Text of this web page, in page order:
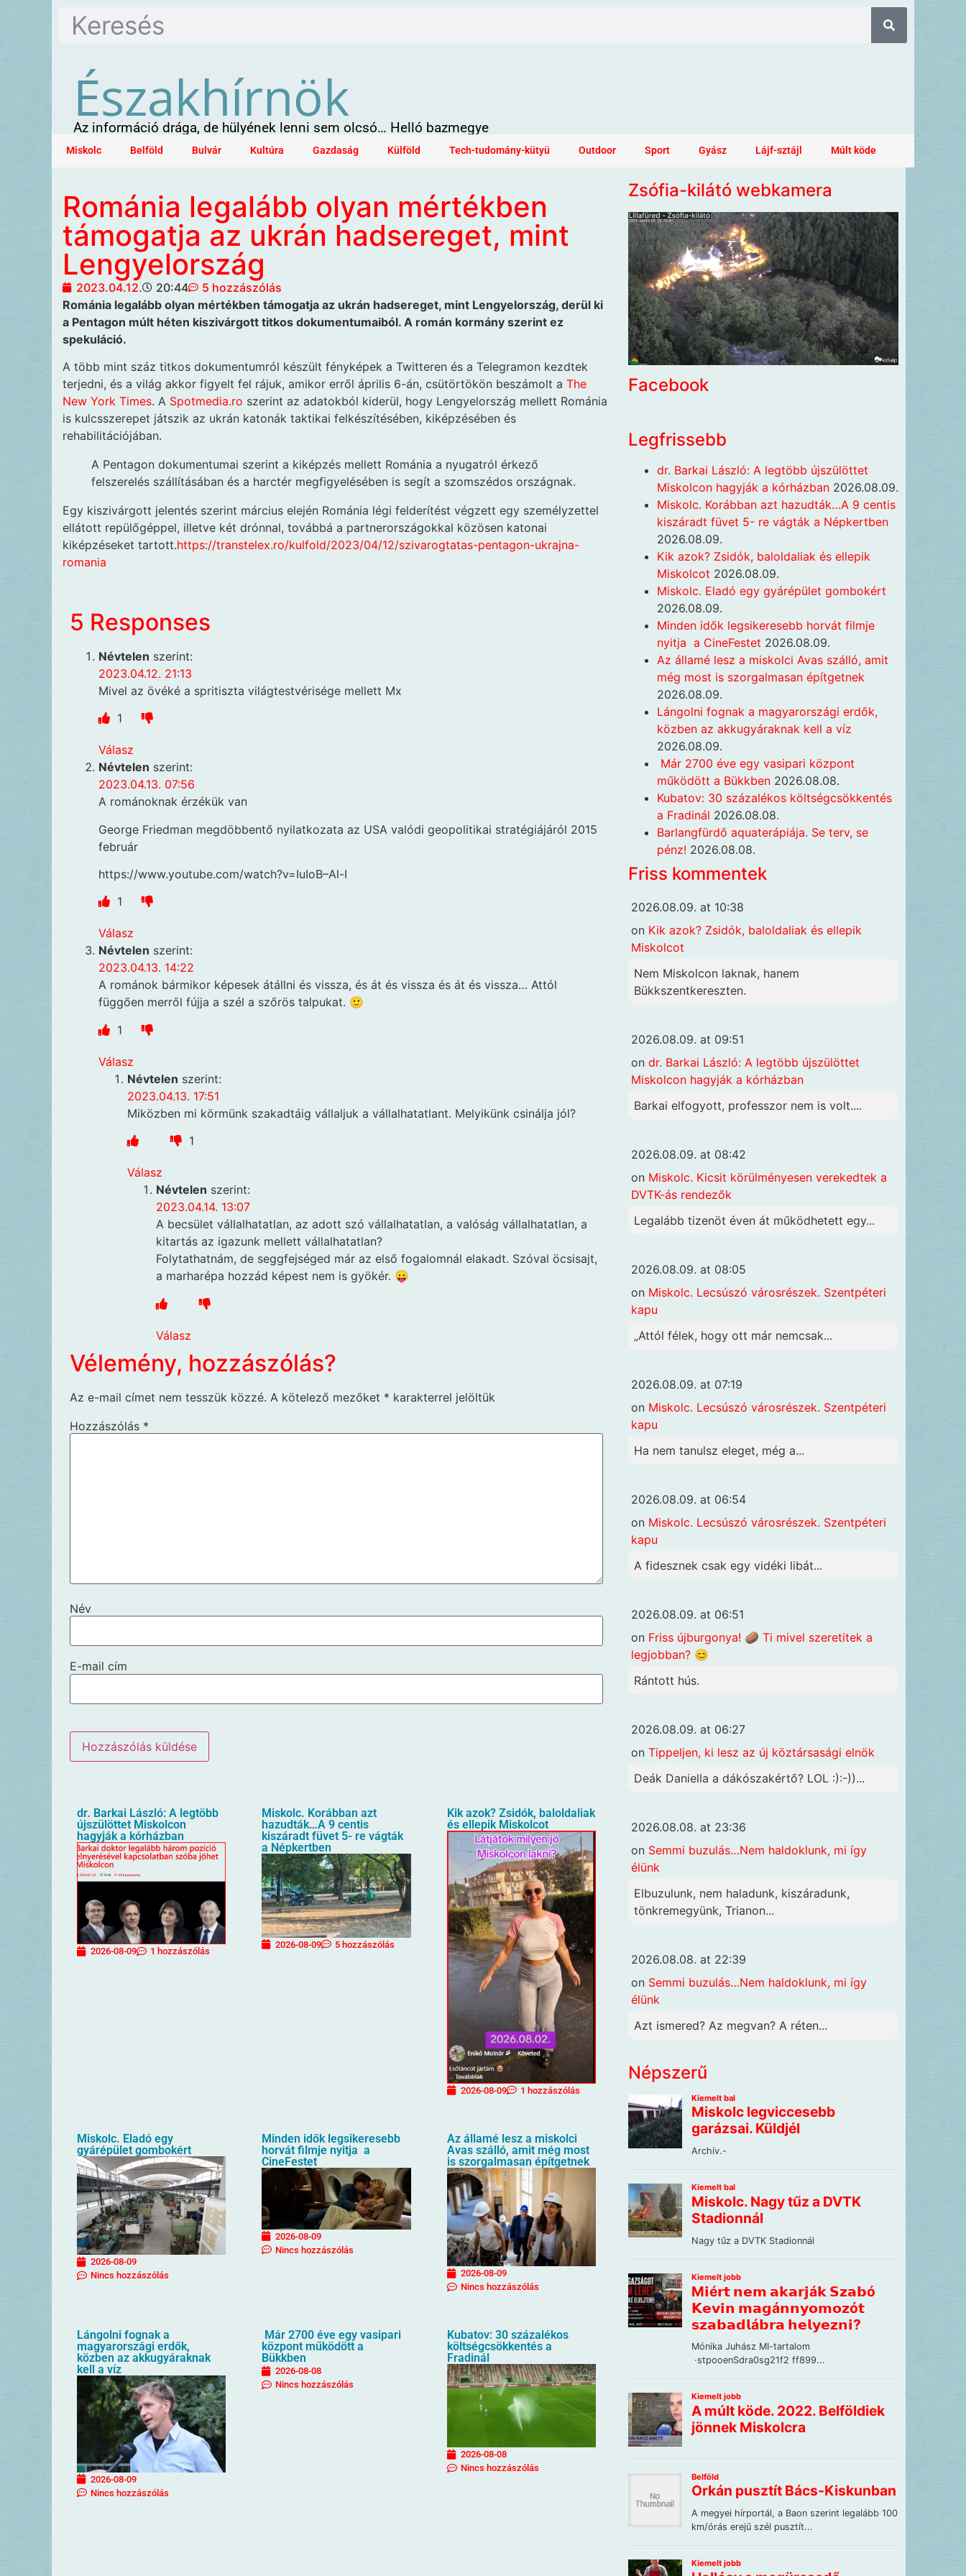
Északhírnök
Az információ drága, de hülyének lenni sem olcsó… Helló bazmegye
Miskolc Belföld Bulvár Kultúra Gazdaság Külföld Tech-tudomány-kütyü Outdoor Sport Gyász Lájf-sztájl Múlt köde
Románia legalább olyan mértékben
támogatja az ukrán hadsereget, mint
Lengyelország
2023.04.12. 20:44
5 hozzászólás
Románia legalább olyan mértékben támogatja az ukrán hadsereget, mint Lengyelország, derül ki
a Pentagon múlt héten kiszivárgott titkos dokumentumaiból. A román kormány szerint ez
spekuláció.
A több mint száz titkos dokumentumról készült fényképek a Twitteren és a Telegramon kezdtek
terjedni, és a világ akkor figyelt fel rájuk, amikor erről április 6-án, csütörtökön beszámolt a The
New York Times. A Spotmedia.ro szerint az adatokból kiderül, hogy Lengyelország mellett Románia
is kulcsszerepet játszik az ukrán katonák taktikai felkészítésében, kiképzésében és
rehabilitációjában.
A Pentagon dokumentumai szerint a kiképzés mellett Románia a nyugatról érkező
felszerelés szállításában és a harctér megfigyelésében is segít a szomszédos országnak.
Egy kiszivárgott jelentés szerint március elején Románia légi felderítést végzett egy személyzettel
ellátott repülőgéppel, illetve két drónnal, továbbá a partnerországokkal közösen katonai
kiképzéseket tartott.https://transtelex.ro/kulfold/2023/04/12/szivarogtatas-pentagon-ukrajna-
romania
5 Responses
Névtelen szerint:
2023.04.12. 21:13
Mivel az övéké a spritiszta világtestvérisége mellett Mx
1
Válasz
Névtelen szerint:
2023.04.13. 07:56
A románoknak érzékük van
George Friedman megdöbbentő nyilatkozata az USA valódi geopolitikai stratégiájáról 2015
február
https://www.youtube.com/watch?v=IuIoB–Al-I
1
Válasz
Névtelen szerint:
2023.04.13. 14:22
A románok bármikor képesek átállni és vissza, és át és vissza és át és vissza… Attól
függően merről fújja a szél a szőrös talpukat. 🙂
1
Válasz
Névtelen szerint:
2023.04.13. 17:51
Miközben mi körmünk szakadtáig vállaljuk a vállalhatatlant. Melyikünk csinálja jól?
1
Válasz
Névtelen szerint:
2023.04.14. 13:07
A becsület vállalhatatlan, az adott szó vállalhatatlan, a valóság vállalhatatlan, a
kitartás az igazunk mellett vállalhatatlan?
Folytathatnám, de seggfejséged már az első fogalomnál elakadt. Szóval öcsisajt,
a marharépa hozzád képest nem is gyökér. 😛
Válasz
Vélemény, hozzászólás?
Az e-mail címet nem tesszük közzé. A kötelező mezőket * karakterrel jelöltük
Hozzászólás *
Név
E-mail cím
dr. Barkai László: A legtöbb
újszülöttet Miskolcon
hagyják a kórházban
2026-08-09 1 hozzászólás
Miskolc. Korábban azt
hazudták…A 9 centis
kiszáradt füvet 5- re vágták
a Népkertben
2026-08-09 5 hozzászólás
Kik azok? Zsidók, baloldaliak
és ellepik Miskolcot
2026-08-09 1 hozzászólás
Miskolc. Eladó egy
gyárépület gombokért
2026-08-09
Nincs hozzászólás
Minden idők legsikeresebb
horvát filmje nyitja a
CineFestet
2026-08-09
Nincs hozzászólás
Az államé lesz a miskolci
Avas szálló, amit még most
is szorgalmasan építgetnek
2026-08-09
Nincs hozzászólás
Lángolni fognak a
magyarországi erdők,
közben az akkugyáraknak
kell a víz
2026-08-09
Nincs hozzászólás
Már 2700 éve egy vasipari
központ működött a
Bükkben
2026-08-08
Nincs hozzászólás
Kubatov: 30 százalékos
költségcsökkentés a
Fradinál
2026-08-08
Nincs hozzászólás
Zsófia-kilátó webkamera
Facebook
Legfrissebb
dr. Barkai László: A legtöbb újszülöttet
Miskolcon hagyják a kórházban 2026.08.09.
Miskolc. Korábban azt hazudták…A 9 centis
kiszáradt füvet 5- re vágták a Népkertben
2026.08.09.
Kik azok? Zsidók, baloldaliak és ellepik
Miskolcot 2026.08.09.
Miskolc. Eladó egy gyárépület gombokért
2026.08.09.
Minden idők legsikeresebb horvát filmje
nyitja a CineFestet 2026.08.09.
Az államé lesz a miskolci Avas szálló, amit
még most is szorgalmasan építgetnek
2026.08.09.
Lángolni fognak a magyarországi erdők,
közben az akkugyáraknak kell a víz
2026.08.09.
Már 2700 éve egy vasipari központ
működött a Bükkben 2026.08.08.
Kubatov: 30 százalékos költségcsökkentés
a Fradinál 2026.08.08.
Barlangfürdő aquaterápiája. Se terv, se
pénz! 2026.08.08.
Friss kommentek
2026.08.09. at 10:38
on Kik azok? Zsidók, baloldaliak és ellepik
Miskolcot
Nem Miskolcon laknak, hanem
Bükkszentkereszten.
2026.08.09. at 09:51
on dr. Barkai László: A legtöbb újszülöttet
Miskolcon hagyják a kórházban
Barkai elfogyott, professzor nem is volt....
2026.08.09. at 08:42
on Miskolc. Kicsit körülményesen verekedtek a
DVTK-ás rendezők
Legalább tizenöt éven át működhetett egy...
2026.08.09. at 08:05
on Miskolc. Lecsúszó városrészek. Szentpéteri
kapu
„Attól félek, hogy ott már nemcsak...
2026.08.09. at 07:19
on Miskolc. Lecsúszó városrészek. Szentpéteri
kapu
Ha nem tanulsz eleget, még a...
2026.08.09. at 06:54
on Miskolc. Lecsúszó városrészek. Szentpéteri
kapu
A fidesznek csak egy vidéki libát...
2026.08.09. at 06:51
on Friss újburgonya! 🥔 Ti mivel szeretitek a
legjobban? 😊
Rántott hús.
2026.08.09. at 06:27
on Tippeljen, ki lesz az új köztársasági elnök
Deák Daniella a dákószakértő? LOL :):-))...
2026.08.08. at 23:36
on Semmi buzulás…Nem haldoklunk, mi így
élünk
Elbuzulunk, nem haladunk, kiszáradunk,
tönkremegyünk, Trianon...
2026.08.08. at 22:39
on Semmi buzulás…Nem haldoklunk, mi így
élünk
Azt ismered? Az megvan? A réten...
Népszerű